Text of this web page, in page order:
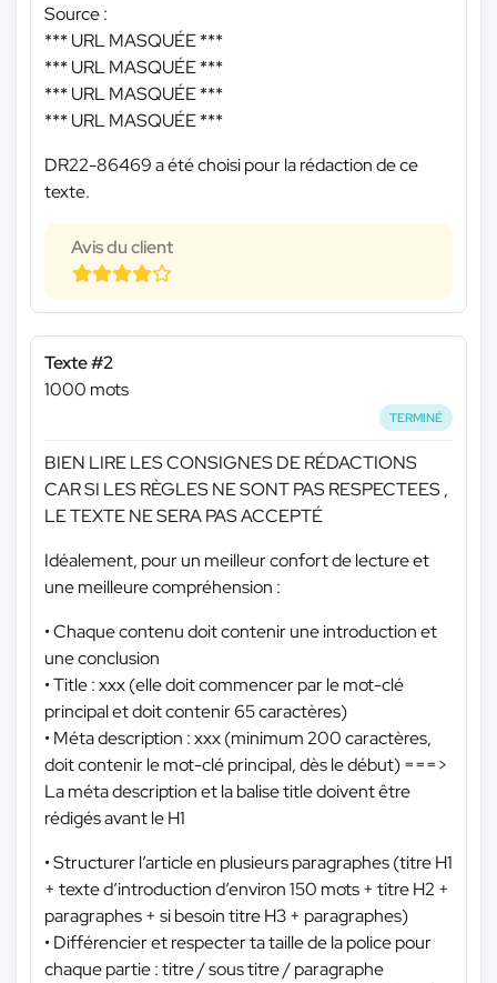
Source :
*** URL MASQUÉE ***
*** URL MASQUÉE ***
*** URL MASQUÉE ***
*** URL MASQUÉE ***
DR22-86469 a été choisi pour la rédaction de ce
texte.
Avis du client
Texte #2
1000 mots
TERMINÉ
BIEN LIRE LES CONSIGNES DE RÉDACTIONS
CAR SI LES RÈGLES NE SONT PAS RESPECTEES ,
LE TEXTE NE SERA PAS ACCEPTÉ
Idéalement, pour un meilleur confort de lecture et
une meilleure compréhension :
• Chaque contenu doit contenir une introduction et
une conclusion
• Title : xxx (elle doit commencer par le mot-clé
principal et doit contenir 65 caractères)
• Méta description : xxx (minimum 200 caractères,
doit contenir le mot-clé principal, dès le début) ===>
La méta description et la balise title doivent être
rédigés avant le H1
• Structurer l’article en plusieurs paragraphes (titre H1
+ texte d’introduction d’environ 150 mots + titre H2 +
paragraphes + si besoin titre H3 + paragraphes)
• Différencier et respecter ta taille de la police pour
chaque partie : titre / sous titre / paragraphe